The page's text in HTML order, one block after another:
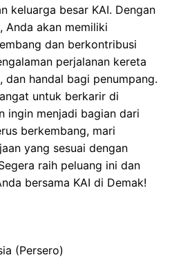
keluarga besar KAI. Dengan
Anda akan memiliki
dan berkontribusi
perjalanan kereta
dan handal bagi penumpang.
untuk berkarir di
ingin menjadi bagian dari
berkembang, mari
yang sesuai dengan
raih peluang ini dan
bersama KAI di Demak!
(Persero)